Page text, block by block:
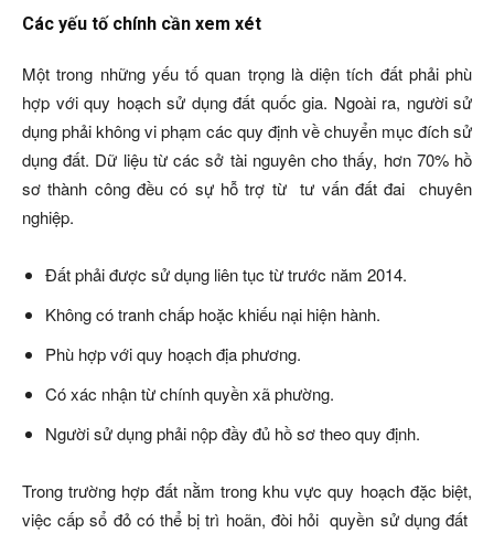
Các yếu tố chính cần xem xét
Một trong những yếu tố quan trọng là diện tích đất phải phù
hợp với quy hoạch sử dụng đất quốc gia. Ngoài ra, người sử
dụng phải không vi phạm các quy định về chuyển mục đích sử
dụng đất. Dữ liệu từ các sở tài nguyên cho thấy, hơn 70% hồ
sơ thành công đều có sự hỗ trợ từ tư vấn đất đai chuyên
nghiệp.
Đất phải được sử dụng liên tục từ trước năm 2014.
Không có tranh chấp hoặc khiếu nại hiện hành.
Phù hợp với quy hoạch địa phương.
Có xác nhận từ chính quyền xã phường.
Người sử dụng phải nộp đầy đủ hồ sơ theo quy định.
Trong trường hợp đất nằm trong khu vực quy hoạch đặc biệt,
việc cấp sổ đỏ có thể bị trì hoãn, đòi hỏi quyền sử dụng đất